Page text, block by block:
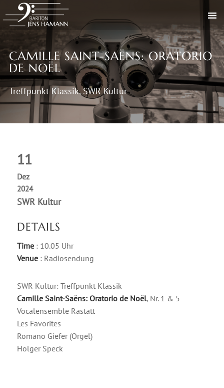
CAMILLE SAINT-SAËNS: ORATORIO
DE NOËL
Treffpunkt Klassik, SWR Kultur
11
Dez
2024
SWR Kultur
DETAILS
Time : 10.05 Uhr
Venue : Radiosendung
SWR Kultur: Treffpunkt Klassik
Camille Saint-Saëns: Oratorio de Noël, Nr. 1 & 5
Vocalensemble Rastatt
Les Favorites
Romano Giefer (Orgel)
Holger Speck